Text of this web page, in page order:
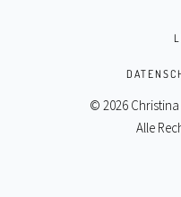
© 2026 Christina
Alle